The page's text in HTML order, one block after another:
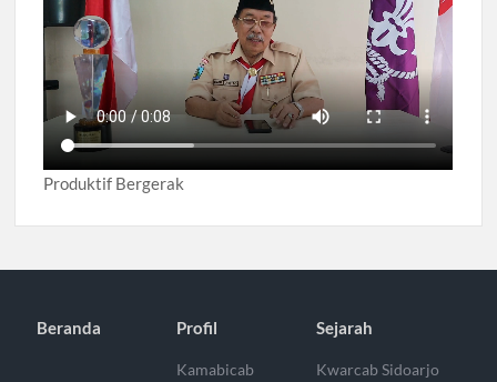
Produktif Bergerak
Beranda Profil
Kamabicab
Sejarah
Kwarcab Sidoarjo